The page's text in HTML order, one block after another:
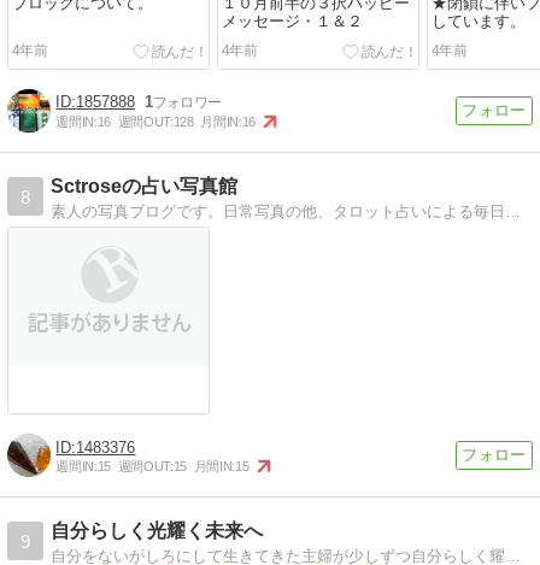
ブロックについて。
4年前
１０月前半の３択ハッピー
メッセージ・１＆２
4年前
★閉鎖に伴い
しています。
4年前
1857888 1
週間IN:16 週間OUT:128 月間IN:16
8
Sctroseの占い写真館
1483376
週間IN:15 週間OUT:15 月間IN:15
9
自分らしく光耀く未来へ